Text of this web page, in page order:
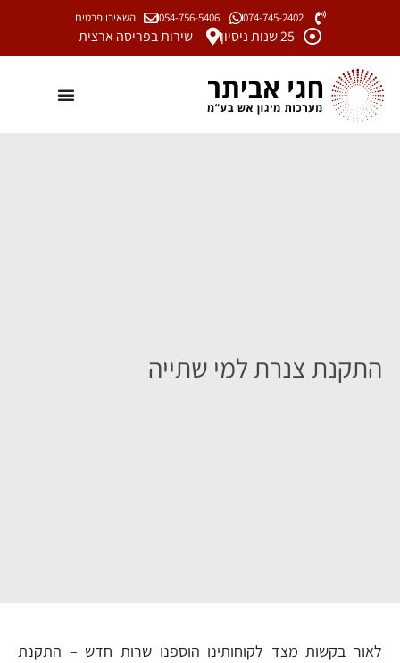
074-745-2402
054-756-5406 השאירו פרטים
25 שנות ניסיון שירות בפריסה ארצית
התקנת צנרת למי שתייה
לאור בקשות מצד לקוחותינו הוספנו שרות חדש – התקנת